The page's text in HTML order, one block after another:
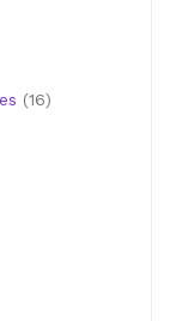
1616